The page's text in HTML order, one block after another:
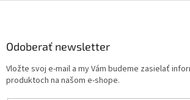
Odoberať newsletter
Vložte svoj e-mail a my Vám budeme zasielať
produktoch na našom e-shope.